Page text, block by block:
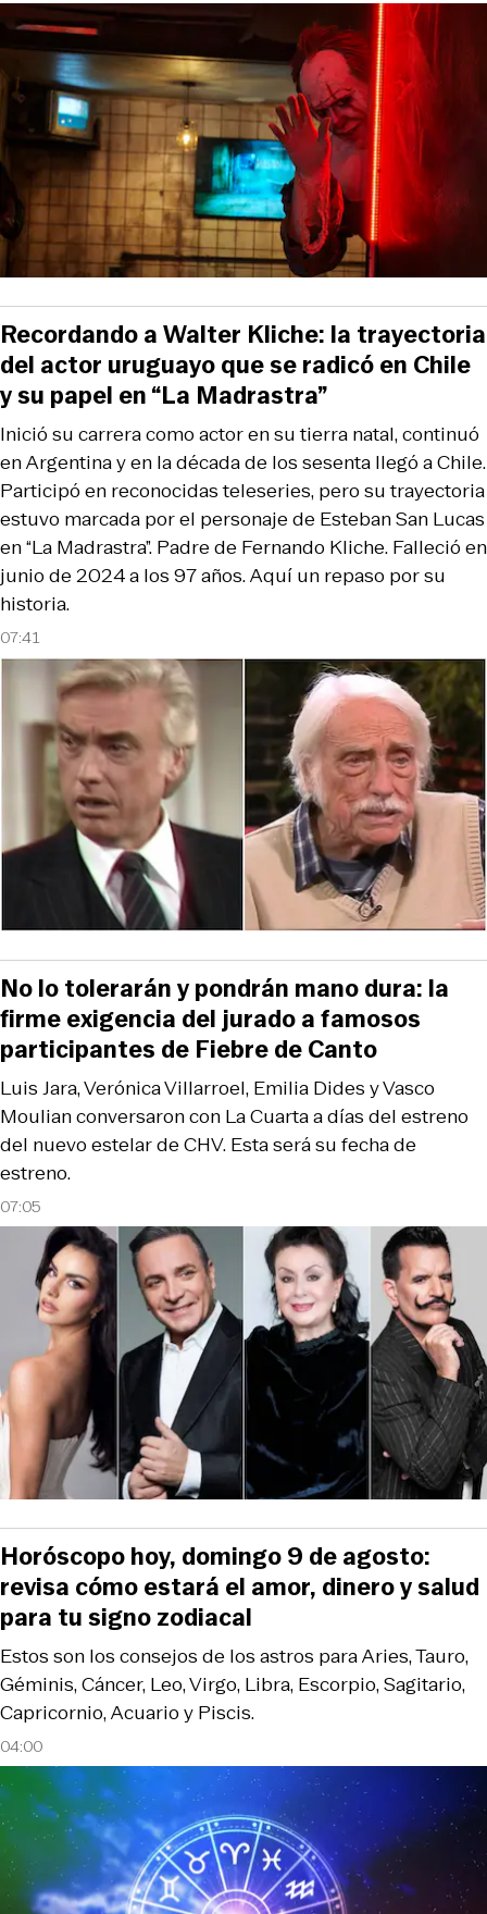
07:41
Inició su carrera como actor en su tierra natal, continuó
en Argentina y en la década de los sesenta llegó a Chile.
Participó en reconocidas teleseries, pero su trayectoria
estuvo marcada por el personaje de Esteban San Lucas
en “La Madrastra”. Padre de Fernando Kliche. Falleció en
junio de 2024 a los 97 años. Aquí un repaso por su
historia.
Recordando a Walter Kliche: la trayectoria
del actor uruguayo que se radicó en Chile
y su papel en “La Madrastra”
07:05
Luis Jara, Verónica Villarroel, Emilia Dides y Vasco
Moulian conversaron con La Cuarta a días del estreno
del nuevo estelar de CHV. Esta será su fecha de
estreno.
No lo tolerarán y pondrán mano dura: la
firme exigencia del jurado a famosos
participantes de Fiebre de Canto
04:00
Estos son los consejos de los astros para Aries, Tauro,
Géminis, Cáncer, Leo, Virgo, Libra, Escorpio, Sagitario,
Capricornio, Acuario y Piscis.
Horóscopo hoy, domingo 9 de agosto:
revisa cómo estará el amor, dinero y salud
para tu signo zodiacal